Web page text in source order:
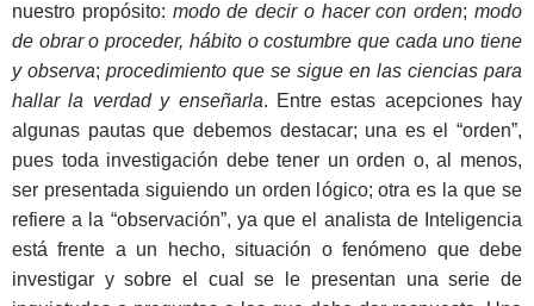
nuestro propósito: modo de decir o hacer con orden; modo
de obrar o proceder, hábito o costumbre que cada uno tiene
y observa; procedimiento que se sigue en las ciencias para
hallar la verdad y enseñarla. Entre estas acepciones hay
algunas pautas que debemos destacar; una es el “orden”,
pues toda investigación debe tener un orden o, al menos,
ser presentada siguiendo un orden lógico; otra es la que se
refiere a la “observación”, ya que el analista de Inteligencia
está frente a un hecho, situación o fenómeno que debe
investigar y sobre el cual se le presentan una serie de